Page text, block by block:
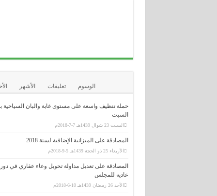
الأشهر تعليقات الوسوم
حملة تنظيف واسعة على مستوى غابة والبان السياحية
السبت
السبت 23 شوال 1439هـ 7-7-2018م
المصادقة على الميزانية الإضافية لسنة 2018
الأربعاء 25 ذو الحجة 1439هـ 5-9-2018م
المصادقة على تعديل مداولة تحويل وعاء عقاري في
عادية للمجلس
الأحد 26 رمضان 1439هـ 10-6-2018م